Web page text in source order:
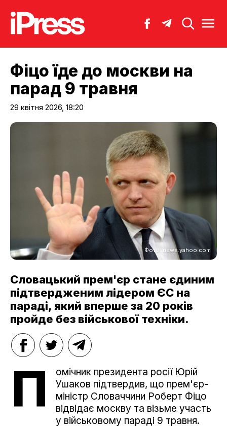
Фіцо їде до москви на
парад 9 травня
29 квітня 2026, 18:20
Фото: news.yahoo.com
Словацький прем'єр стане єдиним
підтвердженим лідером ЄС на
параді, який вперше за 20 років
пройде без військової техніки.
П
омічник президента росії Юрій
Ушаков підтвердив, що прем'єр-
міністр Словаччини Роберт Фіцо
відвідає москву та візьме участь
у військовому параді 9 травня.